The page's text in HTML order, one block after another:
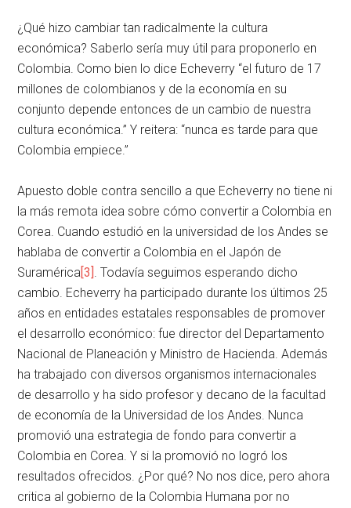
¿Qué hizo cambiar tan radicalmente la cultura
económica? Saberlo sería muy útil para proponerlo en
Colombia. Como bien lo dice Echeverry “el futuro de 17
millones de colombianos y de la economía en su
conjunto depende entonces de un cambio de nuestra
cultura económica.” Y reitera: “nunca es tarde para que
Colombia empiece.”
Apuesto doble contra sencillo a que Echeverry no tiene ni
la más remota idea sobre cómo convertir a Colombia en
Corea. Cuando estudió en la universidad de los Andes se
hablaba de convertir a Colombia en el Japón de
Suramérica[3] . Todavía seguimos esperando dicho
cambio. Echeverry ha participado durante los últimos 25
años en entidades estatales responsables de promover
el desarrollo económico: fue director del Departamento
Nacional de Planeación y Ministro de Hacienda. Además
ha trabajado con diversos organismos internacionales
de desarrollo y ha sido profesor y decano de la facultad
de economía de la Universidad de los Andes. Nunca
promovió una estrategia de fondo para convertir a
Colombia en Corea. Y si la promovió no logró los
resultados ofrecidos. ¿Por qué? No nos dice, pero ahora
critica al gobierno de la Colombia Humana por no